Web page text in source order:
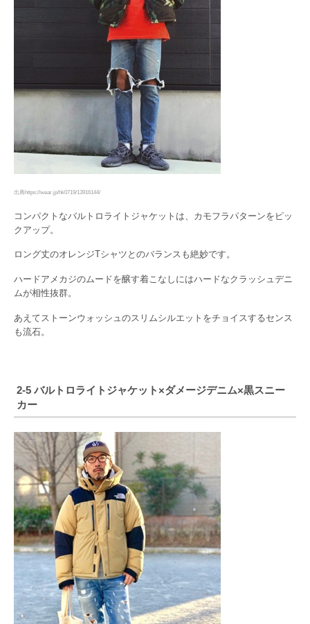
出典https://wear.jp/hk0719/13916144/
コンパクトなバルトロライトジャケットは、カモフラパターンをピッ
クアップ。
ロング丈のオレンジTシャツとのバランスも絶妙です。
ハードアメカジのムードを醸す着こなしにはハードなクラッシュデニ
ムが相性抜群。
あえてストーンウォッシュのスリムシルエットをチョイスするセンス
も流石。
2-5 バルトロライトジャケット×ダメージデニム×黒スニー
カー